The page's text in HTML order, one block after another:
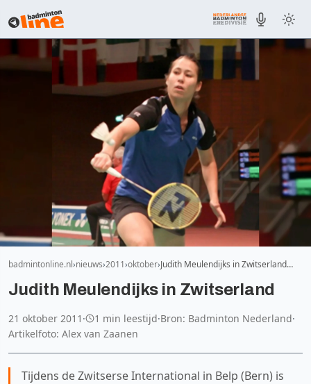
badmintonline.nl nieuws 2011 oktober Judith Meulendijks in Zwitserland…
Judith Meulendijks in Zwitserland
21 oktober 2011 · 1 min leestijd·Bron: Badminton Nederland·
Artikelfoto: Alex van Zaanen
Tijdens de Zwitserse International in Belp (Bern) is